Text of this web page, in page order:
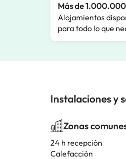
Más de
Alojamientos
para todo lo que
Instalaciones y
Zonas
24 h recepción
Calefacción